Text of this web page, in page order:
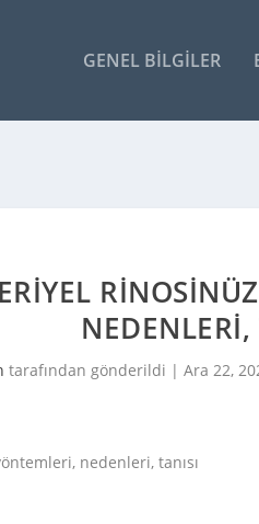
GENEL BILGILER
tarafından gönderildi | Ara 22,